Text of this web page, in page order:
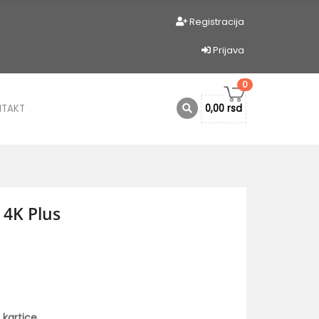
Registracija
Prijava
0
0,00 rsd
Plus